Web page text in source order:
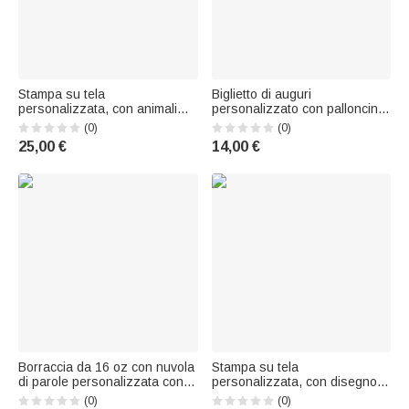
Stampa su tela
personalizzata, con animali
cartoon in stile acquerello,
nome e dati di nascita -
Regalo di nascita per
(0)
25,00 €
Biglietto di auguri
personalizzato con palloncini
a forma di cuori gemelli, con
nomi e iniziali – Annuncio della
nascita, festa per il bebè,
neonati e neo-genitori
(0)
14,00 €
Borraccia da 16 oz con nuvola
di parole personalizzata con
personaggi dei cartoni animati,
(0)
Stampa su tela
personalizzata, con disegno al
tratto di 3-6 mani, nome, testo
(0)